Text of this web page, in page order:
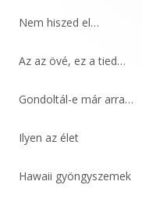
Sidebar
Nem hiszed el…
Az az övé, ez a tied…
Gondoltál-e már arra…
Ilyen az élet
Hawaii gyöngyszemek